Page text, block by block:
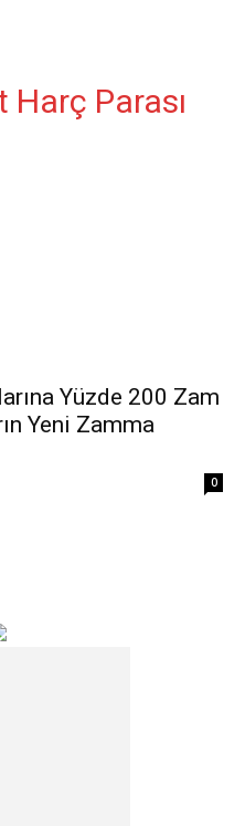
Parası
Yüzde 200 Zam
Yeni Zamma
0